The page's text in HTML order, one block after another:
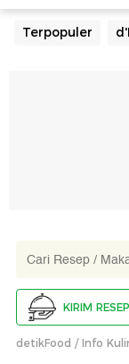
Terpopuler
KIRIM RESEP
detikFood Info